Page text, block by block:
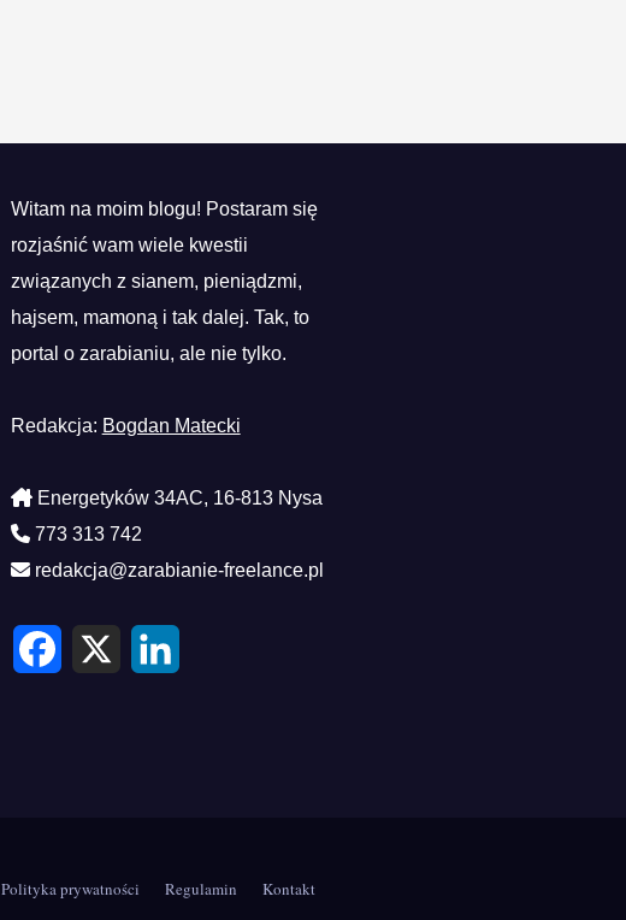
Witam na moim blogu! Postaram się
rozjaśnić wam wiele kwestii
związanych z sianem, pieniądzmi,
hajsem, mamoną i tak dalej. Tak, to
portal o zarabianiu, ale nie tylko.
Redakcja: Bogdan Matecki
Energetyków 34AC, 16-813 Nysa
773 313 742
redakcja@zarabianie-freelance.pl
F
c
X
L
n
Polityka prywatności Regulamin Kontakt